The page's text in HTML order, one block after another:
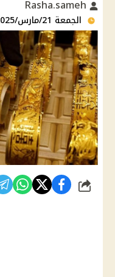
الجمعة 21/مارس/2025 - 05:27 م
شارك